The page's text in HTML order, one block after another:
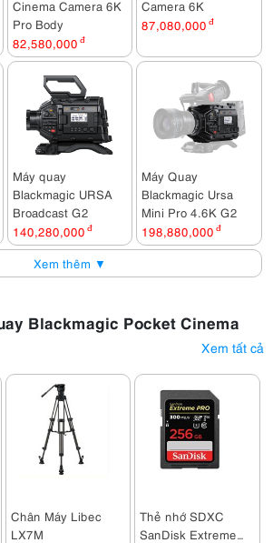
Cinema Camera 6K
Pro Body
82,580,000 đ
Camera 6K
87,080,000 đ
Máy quay
Blackmagic URSA
Broadcast G2
140,280,000 đ
Máy Quay
Blackmagic Ursa
Mini Pro 4.6K G2
198,880,000 đ
Xem thêm ▼
Blackmagic Pocket Cinema
Xem tất cả
Chân Máy Libec
LX7M
Thẻ nhớ SDXC
SanDisk Extreme